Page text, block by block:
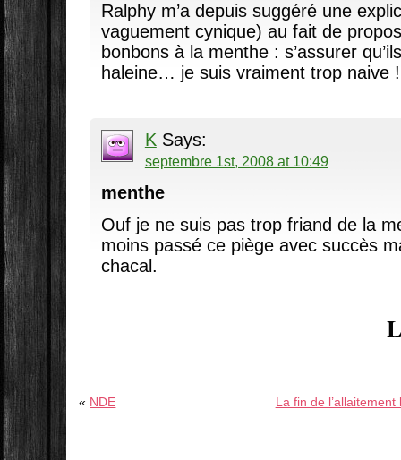
Ralphy m’a depuis suggéré une
vaguement cynique) au fait de
bonbons à la menthe : s’assurer
haleine… je suis vraiment trop naive !
K Says:
septembre 1st, 2008 at 10:49
menthe
Ouf je ne suis pas trop friand de la
moins passé ce piège avec succès
chacal.
« NDE La fin de